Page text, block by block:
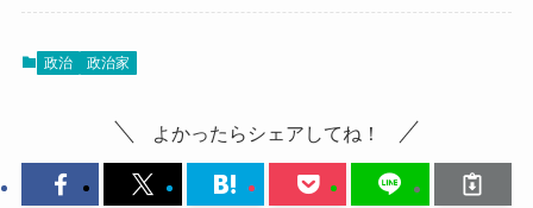
政治 政治家
よかったらシェアしてね！